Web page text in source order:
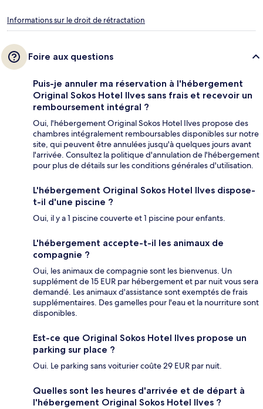
Informations sur le droit de rétractation
Foire aux questions
Puis-je annuler ma réservation à l'hébergement
Original Sokos Hotel Ilves sans frais et recevoir un
remboursement intégral ?
Oui, l'hébergement Original Sokos Hotel Ilves propose des
chambres intégralement remboursables disponibles sur notre
site, qui peuvent être annulées jusqu'à quelques jours avant
l'arrivée. Consultez la politique d'annulation de l'hébergement
pour plus de détails sur les conditions générales d'utilisation.
L'hébergement Original Sokos Hotel Ilves dispose-
t-il d'une piscine ?
Oui, il y a 1 piscine couverte et 1 piscine pour enfants.
L'hébergement accepte-t-il les animaux de
compagnie ?
Oui, les animaux de compagnie sont les bienvenus. Un
supplément de 15 EUR par hébergement et par nuit vous sera
demandé. Les animaux d'assistance sont exemptés de frais
supplémentaires. Des gamelles pour l'eau et la nourriture sont
disponibles.
Est-ce que Original Sokos Hotel Ilves propose un
parking sur place ?
Oui. Le parking sans voiturier coûte 29 EUR par nuit.
Quelles sont les heures d'arrivée et de départ à
l'hébergement Original Sokos Hotel Ilves ?